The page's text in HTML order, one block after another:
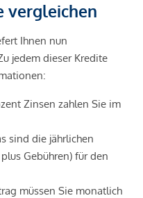
vergleichen
Ihnen nun
jedem dieser Kredite
Zinsen zahlen Sie im
sind die jährlichen
Gebühren) für den
müssen Sie monatlich